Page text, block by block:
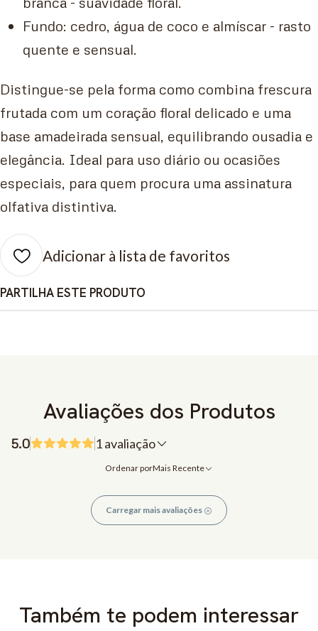
Fundo: cedro, água de coco e almíscar - rasto
quente e sensual.
Distingue-se pela forma como combina frescura
frutada com um coração floral delicado e uma
base amadeirada sensual, equilibrando ousadia e
elegância. Ideal para uso diário ou ocasiões
especiais, para quem procura uma assinatura
olfativa distintiva.
Adicionar à lista de favoritos
PARTILHA ESTE PRODUTO
Avaliações dos Produtos
5.0 1 avaliação
Ordenar porMais Recente
Carregar mais avaliações
Também te podem interessar